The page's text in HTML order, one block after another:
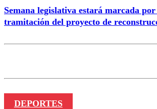
Semana legislativa estará marcada
tramitación del proyecto de
DEPORTES